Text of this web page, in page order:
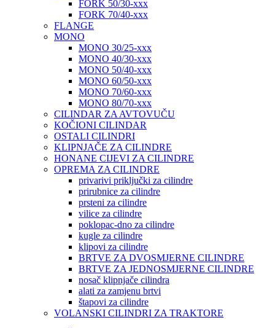
FORK 50/30-xxx
FORK 70/40-xxx
FLANGE
MONO
MONO 30/25-xxx
MONO 40/30-xxx
MONO 50/40-xxx
MONO 60/50-xxx
MONO 70/60-xxx
MONO 80/70-xxx
CILINDAR ZA AVTOVUČU
KOČIONI CILINDAR
OSTALI CILINDRI
KLIPNJAČE ZA CILINDRE
HONANE CIJEVI ZA CILINDRE
OPREMA ZA CILINDRE
privarivi priključki za cilindre
prirubnice za cilindre
prsteni za cilindre
vilice za cilindre
poklopac-dno za cilindre
kugle za cilindre
klipovi za cilindre
BRTVE ZA DVOSMJERNE CILINDRE
BRTVE ZA JEDNOSMJERNE CILINDRE
nosač klipnjače cilindra
alati za zamjenu brtvi
štapovi za cilindre
VOLANSKI CILINDRI ZA TRAKTORE